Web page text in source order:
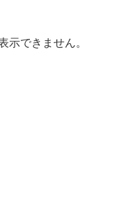
示できません。